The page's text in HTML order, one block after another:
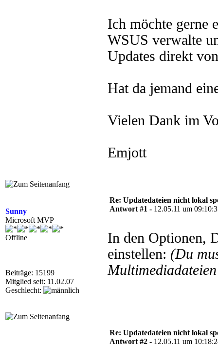
Ich möchte gerne
WSUS verwalte
Updates direkt
Hat da jemand
Vielen Dank im
Emjott
Sunny
Microsoft MVP
Offline
Beiträge: 15199
Mitglied seit: 11.02.07
Geschlecht:
Re: Updatedateien nicht lokal
Antwort #1 - 12.05.11 um
In den Optionen,
einstellen: (Du
Re: Updatedateien nicht lokal
Antwort #2 - 12.05.11 um